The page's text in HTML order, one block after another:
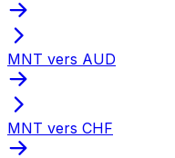
MNT vers AUD
MNT vers CHF